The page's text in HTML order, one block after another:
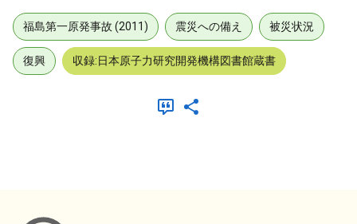
福島第一原発事故 (2011) 震災への備え 被災状況
復興 収録:日本原子力研究開発機構図書館蔵書